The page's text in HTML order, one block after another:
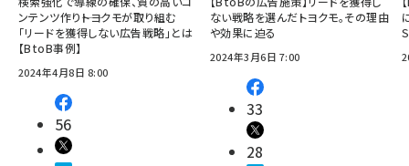
ンテンツ作り――トヨクモが取り組む
「リードを獲得しない広告戦略」とは
【BtoB事例】
2024年4月8日 8:00
56
ない戦略を選んだトヨクモ。その理由
や効果に迫る
2024年3月6日 7:00
33
28